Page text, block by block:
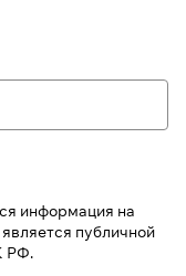
информация на
публичной
РФ.